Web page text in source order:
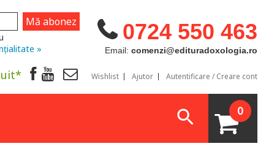
0724 550 463
Email: comenzi@edituradoxologia.ro
»
Wishlist Ajutor Autentificare / Creare cont
0